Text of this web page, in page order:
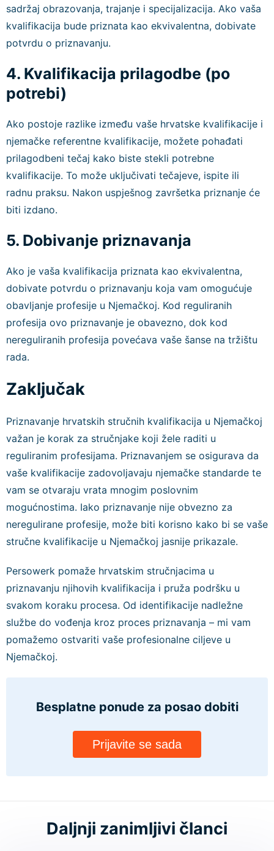
sadržaj obrazovanja, trajanje i specijalizacija. Ako vaša
kvalifikacija bude priznata kao ekvivalentna, dobivate
potvrdu o priznavanju.
4. Kvalifikacija prilagodbe (po
potrebi)
Ako postoje razlike između vaše hrvatske kvalifikacije i
njemačke referentne kvalifikacije, možete pohađati
prilagodbeni tečaj kako biste stekli potrebne
kvalifikacije. To može uključivati tečajeve, ispite ili
radnu praksu. Nakon uspješnog završetka priznanje će
biti izdano.
5. Dobivanje priznavanja
Ako je vaša kvalifikacija priznata kao ekvivalentna,
dobivate potvrdu o priznavanju koja vam omogućuje
obavljanje profesije u Njemačkoj. Kod reguliranih
profesija ovo priznavanje je obavezno, dok kod
nereguliranih profesija povećava vaše šanse na tržištu
rada.
Zaključak
Priznavanje hrvatskih stručnih kvalifikacija u Njemačkoj
važan je korak za stručnjake koji žele raditi u
reguliranim profesijama. Priznavanjem se osigurava da
vaše kvalifikacije zadovoljavaju njemačke standarde te
vam se otvaraju vrata mnogim poslovnim
mogućnostima. Iako priznavanje nije obvezno za
neregulirane profesije, može biti korisno kako bi se vaše
stručne kvalifikacije u Njemačkoj jasnije prikazale.
Persowerk pomaže hrvatskim stručnjacima u
priznavanju njihovih kvalifikacija i pruža podršku u
svakom koraku procesa. Od identifikacije nadležne
službe do vođenja kroz proces priznavanja – mi vam
pomažemo ostvariti vaše profesionalne ciljeve u
Njemačkoj.
Besplatne ponude za posao dobiti
Prijavite se sada
Daljnji zanimljivi članci